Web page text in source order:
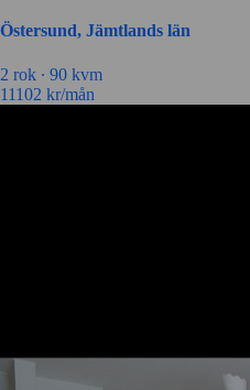
Östersund, Jämtlands län
2 rok ∙ 90 kvm
11102 kr/mån